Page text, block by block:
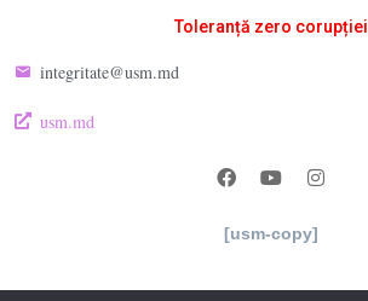
Toleranță zero corupției
integritate@usm.md
usm.md
[usm-copy]